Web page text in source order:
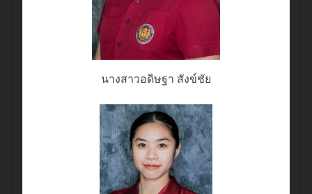
นางสาวอดิษฐา สังข์ชัย